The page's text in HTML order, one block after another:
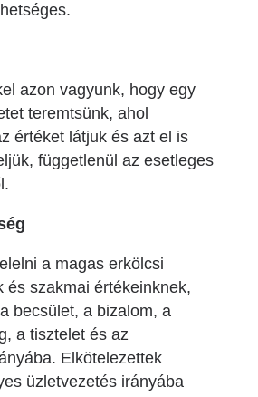
azon vagyunk, hogy egy
teremtsünk, ahol
értéket látjuk és azt el is
függetlenül az esetleges
a magas erkölcsi
és szakmai értékeinknek,
becsület, a bizalom, a
a tisztelet és az
Elkötelezettek
üzletvezetés irányába